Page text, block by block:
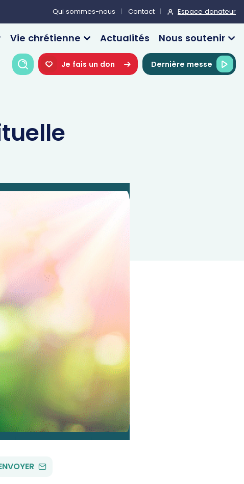
Qui sommes-nous Contact Espace donateur
Vie chrétienne Actualités Nous soutenir
RechercheJe fais un don Dernière messe
PAR